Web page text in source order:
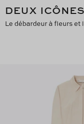
DEUX
Le débardeur à fleurs et